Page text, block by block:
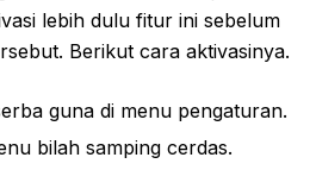
lebih dulu fitur ini sebelum
Berikut cara aktivasinya.
guna di menu pengaturan.
bilah samping cerdas.